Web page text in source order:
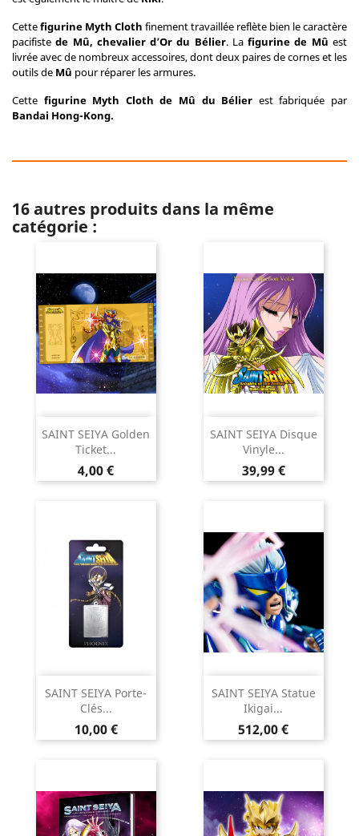
Cettefigurine Myth Cloth finement travaillée reflète bien le caractère
pacifistede Mû, chevalier d’Or du Bélier. Lafigurine de Mû est
livrée avec de nombreux accessoires, dont deux paires de cornes et les
outils de Mû pour réparer les armures.
Cette figurine Myth Cloth de Mû du Bélier est fabriquée par
Bandai Hong-Kong.
16 autres produits dans la même
catégorie :
SAINT SEIYA Golden
Ticket...
Prix
4,00 €
SAINT SEIYA Disque
Vinyle...
Prix
39,99 €
SAINT SEIYA Porte-
Clés...
Prix
10,00 €
SAINT SEIYA Statue
Ikigai...
Prix
512,00 €